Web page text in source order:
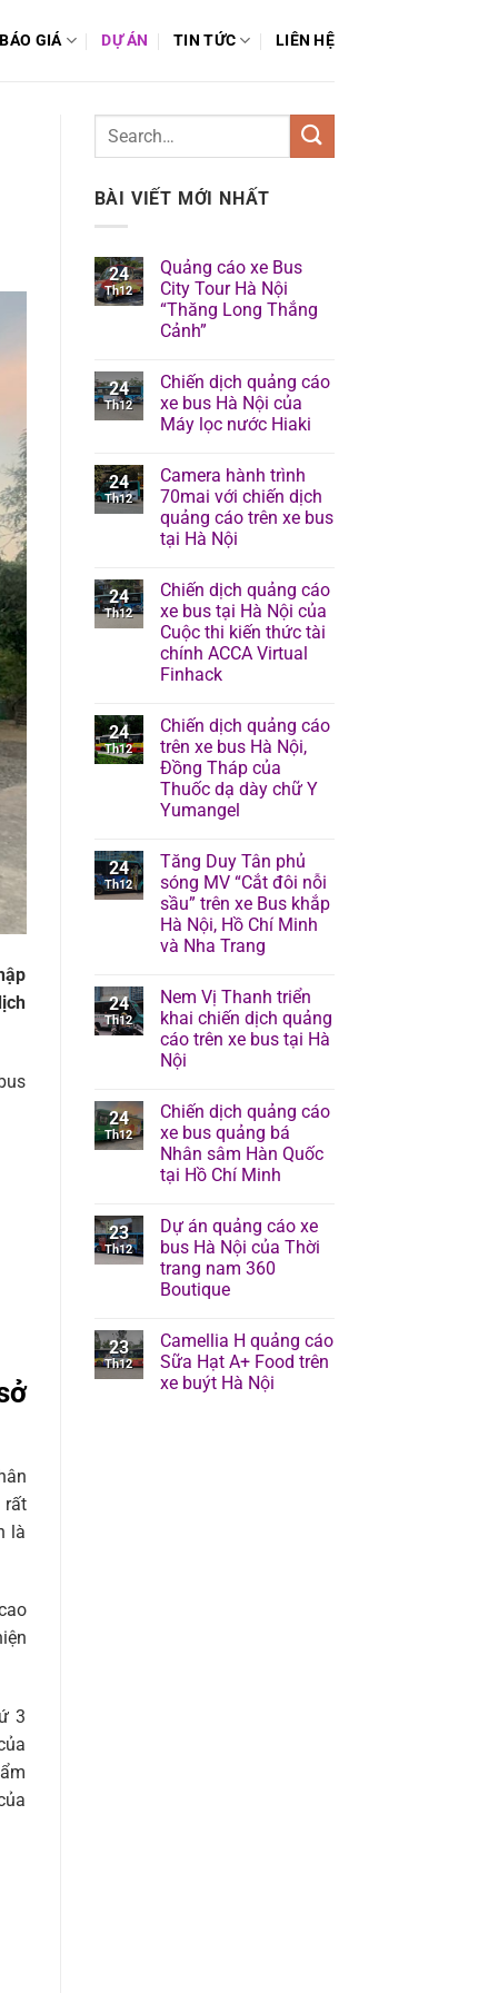
BÁO GIÁ DỰ ÁN TIN TỨC LIÊN HỆ
rất
là
3
BÀI VIẾT MỚI NHẤT
24
Th12
Quảng cáo xe Bus
City Tour Hà Nội
“Thăng Long Thắng
Cảnh”
24
Th12
Chiến dịch quảng cáo
xe bus Hà Nội của
Máy lọc nước Hiaki
24
Th12
Camera hành trình
70mai với chiến dịch
quảng cáo trên xe bus
tại Hà Nội
24
Th12
Chiến dịch quảng cáo
xe bus tại Hà Nội của
Cuộc thi kiến thức tài
chính ACCA Virtual
Finhack
24
Th12
Chiến dịch quảng cáo
trên xe bus Hà Nội,
Đồng Tháp của
Thuốc dạ dày chữ Y
Yumangel
24
Th12
Tăng Duy Tân phủ
sóng MV “Cắt đôi nỗi
sầu” trên xe Bus khắp
Hà Nội, Hồ Chí Minh
và Nha Trang
24
Th12
Nem Vị Thanh triển
khai chiến dịch quảng
cáo trên xe bus tại Hà
Nội
24
Th12
Chiến dịch quảng cáo
xe bus quảng bá
Nhân sâm Hàn Quốc
tại Hồ Chí Minh
23
Th12
Dự án quảng cáo xe
bus Hà Nội của Thời
trang nam 360
Boutique
23
Th12
Camellia H quảng cáo
Sữa Hạt A+ Food trên
xe buýt Hà Nội